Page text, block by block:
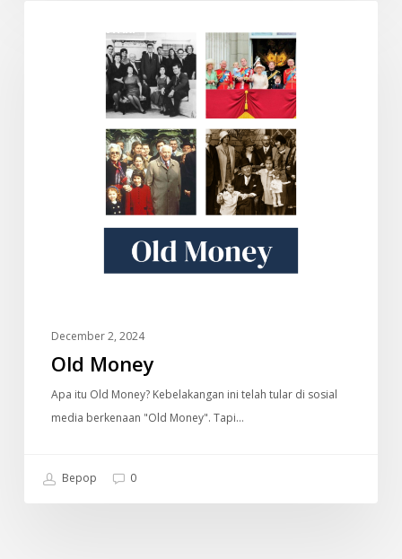
DOKUMENTARI
December 2, 2024
Old Money
Apa itu Old Money? Kebelakangan ini telah tular di sosial
media berkenaan "Old Money". Tapi…
Bepop 0